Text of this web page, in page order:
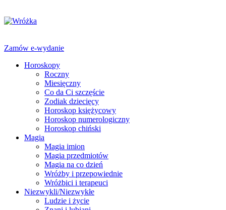
Zamów e-wydanie
Horoskopy
Roczny
Miesięczny
Co da Ci szczęście
Zodiak dziecięcy
Horoskop księżycowy
Horoskop numerologiczny
Horoskop chiński
Magia
Magia imion
Magia przedmiotów
Magia na co dzień
Wróżby i przepowiednie
Wróżbici i terapeuci
Niezwykli/Niezwykłe
Ludzie i życie